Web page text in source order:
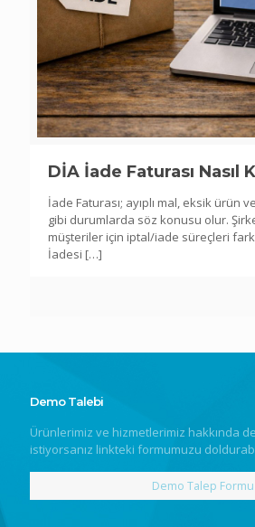
DİA İade Faturası Nasıl
İade Faturası; ayıplı mal, eksik ürün
gibi durumlarda söz konusu olur.
müşteriler için iptal/iade süreçleri
İadesi […]
Demo Talebi
Ürünlerimiz ve hizmetlerimiz hakkında
istiyorsanız linkteki formumuzu
Demo Talep Formu